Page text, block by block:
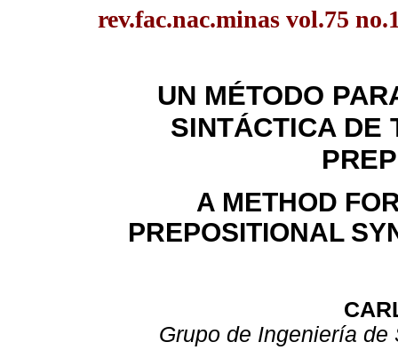
rev.fac.nac.minas vol.75
UN MÉTODO
SINTÁCTICA DE
A METHOD
PREPOSITIONAL
Grupo de Ingeniería